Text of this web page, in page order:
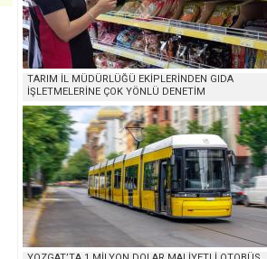
TARIM İL MÜDÜRLÜĞÜ EKİPLERİNDEN GIDA
İŞLETMELERİNE ÇOK YÖNLÜ DENETİM